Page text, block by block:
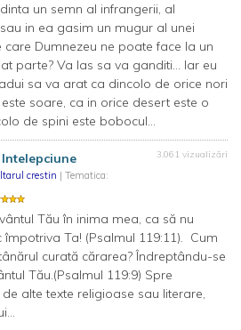
un semn al infrangerii, al
in ea gasim un mugur al unei
care Dumnezeu ne poate face la un
parte? Va las sa va ganditi... Iar eu
sa va arat ca dincolo de orice nori
soare, ca in orice desert este o
de spini este bobocul...
crestin | Tematica:
3.061 vizualizări
Tău în inima mea, ca să nu
împotriva Ta! (Psalmul 119:11). Cum
curată cărarea? Îndreptându-se
Tău.(Psalmul 119:9) Spre
alte texte religioase sau literare,